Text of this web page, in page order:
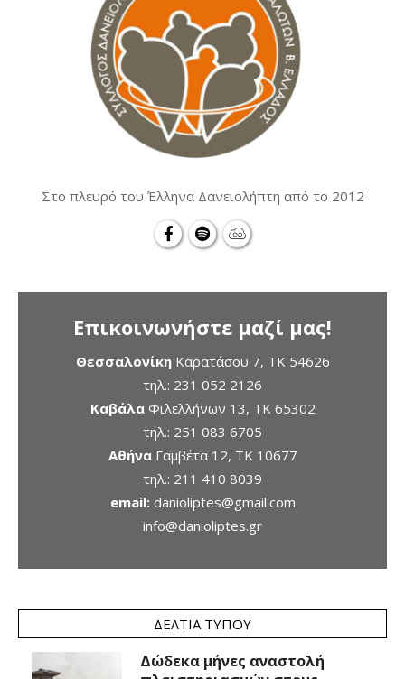
Στο πλευρό του Έλληνα Δανειολήπτη από το 2012
Επικοινωνήστε μαζί μας!
ΘεσσαλονίκηΚαρατάσου 7, TK 54626
τηλ.: 231 052 2126
ΚαβάλαΦιλελλήνων 13, ΤΚ 65302
τηλ.: 251 083 6705
ΑθήναΓαμβέτα 12, ΤΚ 10677
τηλ.: 211 410 8039
email: danioliptes@gmail.com
info@danioliptes.gr
ΔΕΛΤΊΑ ΤΎΠΟΥ
Δώδεκα μήνες αναστολή